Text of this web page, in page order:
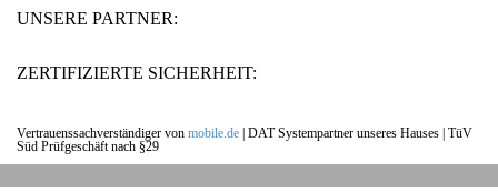
UNSERE PARTNER:
ZERTIFIZIERTE SICHERHEIT:
Vertrauenssachverständiger von mobile.de | DAT Systempartner unseres Hauses | TüV
Süd Prüfgeschäft nach §29